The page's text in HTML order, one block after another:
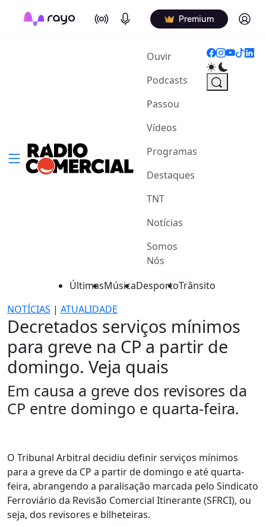
On Air Podcasts Premium Log in
Ouvir(current)
Podcasts
Passou
Vídeos
Programas
Destaques
TNT
Notícias
Somos
Nós
ÚltimasMúsicaDesportoTrânsito
NOTÍCIAS | ATUALIDADE
Decretados serviços mínimos
para greve na CP a partir de
domingo. Veja quais
Em causa a greve dos revisores da
CP entre domingo e quarta-feira.
O Tribunal Arbitral decidiu definir serviços mínimos
para a greve da CP a partir de domingo e até quarta-
feira, abrangendo a paralisação marcada pelo Sindicato
Ferroviário da Revisão Comercial Itinerante (SFRCI), ou
seja, dos revisores e bilheteiras.